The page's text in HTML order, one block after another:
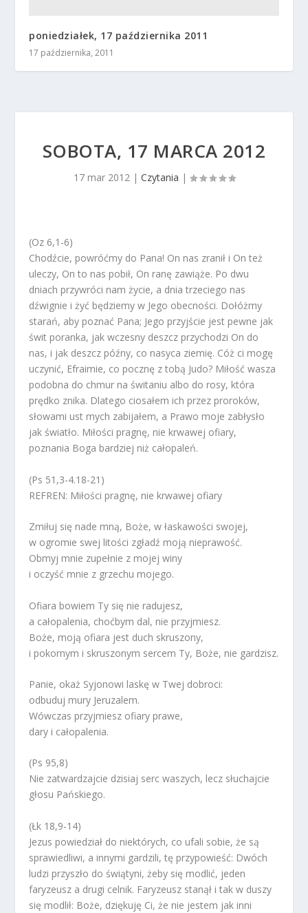
poniedziałek, 17 października 2011
17 października, 2011
SOBOTA, 17 MARCA 2012
17 mar 2012| Czytania |
(Oz 6,1-6)
Chodźcie, powróćmy do Pana! On nas zranił i On też
uleczy, On to nas pobił, On ranę zawiąże. Po dwu
dniach przywróci nam życie, a dnia trzeciego nas
dźwignie i żyć będziemy w Jego obecności. Dołóżmy
starań, aby poznać Pana; Jego przyjście jest pewne jak
świt poranka, jak wczesny deszcz przychodzi On do
nas, i jak deszcz późny, co nasyca ziemię. Cóż ci mogę
uczynić, Efraimie, co pocznę z tobą Judo? Miłość wasza
podobna do chmur na świtaniu albo do rosy, która
prędko znika. Dlatego ciosałem ich przez proroków,
słowami ust mych zabijałem, a Prawo moje zabłysło
jak światło. Miłości pragnę, nie krwawej ofiary,
poznania Boga bardziej niż całopaleń.
(Ps 51,3-4.18-21)
REFREN: Miłości pragnę, nie krwawej ofiary
Zmiłuj się nade mną, Boże, w łaskawości swojej,
w ogromie swej litości zgładź moją nieprawość.
Obmyj mnie zupełnie z mojej winy
i oczyść mnie z grzechu mojego.
Ofiara bowiem Ty się nie radujesz,
a całopalenia, choćbym dal, nie przyjmiesz.
Boże, moją ofiara jest duch skruszony,
i pokornym i skruszonym sercem Ty, Boże, nie gardzisz.
Panie, okaż Syjonowi laskę w Twej dobroci:
odbuduj mury Jeruzalem.
Wówczas przyjmiesz ofiary prawe,
dary i całopalenia.
(Ps 95,8)
Nie zatwardzajcie dzisiaj serc waszych, lecz słuchajcie
głosu Pańskiego.
(Łk 18,9-14)
Jezus powiedział do niektórych, co ufali sobie, że są
sprawiedliwi, a innymi gardzili, tę przypowieść: Dwóch
ludzi przyszło do świątyni, żeby się modlić, jeden
faryzeusz a drugi celnik. Faryzeusz stanął i tak w duszy
się modlił: Boże, dziękuję Ci, że nie jestem jak inni